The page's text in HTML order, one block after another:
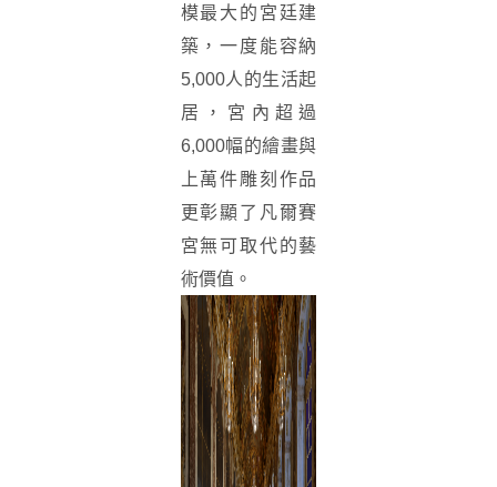
模最大的宮廷建
築，一度能容納
5,000人的生活起
居，宮內超過
6,000幅的繪畫與
上萬件雕刻作品
更彰顯了凡爾賽
宮無可取代的藝
術價值。